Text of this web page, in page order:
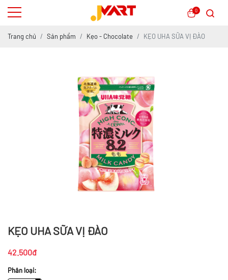
0
Trang chủ Sản phẩm Kẹo - Chocolate KẸO UHA SỮA VỊ ĐÀO
KẸO UHA SỮA VỊ ĐÀO
42.500đ
Phân loại: